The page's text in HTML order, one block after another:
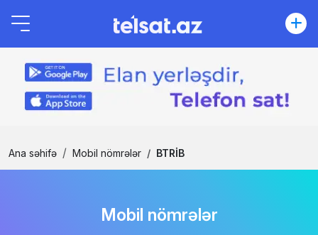
Ana səhifə Mobil nömrələr BTRİB
Mobil nömrələr